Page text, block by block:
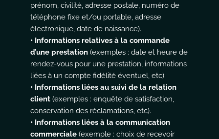
prénom, civilité, adresse postale, numéro de
téléphone fixe et/ou portable, adresse
électronique, date de naissance).
• Informations relatives à la commande
d’une prestation(exemples : date et heure de
rendez-vous pour une prestation, informations
liées à un compte fidélité éventuel, etc)
• Informations liées au suivi de la relation
client(exemples : enquête de satisfaction,
conservation des réclamations, etc).
• Informations liées à la communication
commerciale(exemple : choix de recevoir